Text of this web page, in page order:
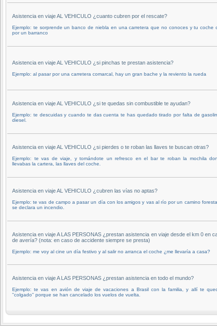
Asistencia en viaje AL VEHICULO ¿cuanto cubren por el rescate?
Ejemplo: te sorprende un banco de niebla en una carretera que no conoces y tu coche
por un barranco
Asistencia en viaje AL VEHICULO ¿si pinchas te prestan asistencia?
Ejemplo: al pasar por una carretera comarcal, hay un gran bache y la reviento la rueda
Asistencia en viaje AL VEHICULO ¿si te quedas sin combustible te ayudan?
Ejemplo: te descuidas y cuando te das cuenta te has quedado tirado por falta de
diesel.
Asistencia en viaje AL VEHICULO ¿si pierdes o te roban las llaves te buscan otras?
Ejemplo: te vas de viaje, y tomándote un refresco en el bar te roban la mochila
llevabas la cartera, las llaves del coche.
Asistencia en viaje AL VEHICULO ¿cubren las vías no aptas?
Ejemplo: te vas de campo a pasar un día con los amigos y vas al río por un camino
se declara un incendio.
Asistencia en viaje A LAS PERSONAS ¿prestan asistencia en viaje desde el km 0 en
de avería? (nota: en caso de accidente siempre se presta)
Ejemplo: me voy al cine un día festivo y al salir no arranca el coche ¿me llevaría a casa?
Asistencia en viaje A LAS PERSONAS ¿prestan asistencia en todo el mundo?
Ejemplo: te vas en avión de viaje de vacaciones a Brasil con la familia, y allí te
''colgado'' porque se han cancelado los vuelos de vuelta.